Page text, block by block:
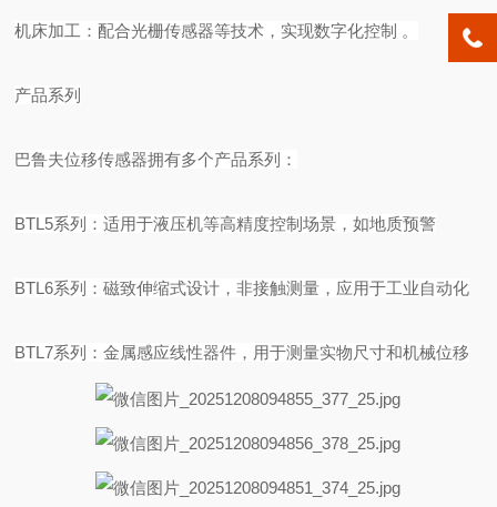
机床加工：配合光栅传感器等技术，实现数字化控制 。
产品系列
巴鲁夫位移传感器拥有多个产品系列：
BTL5系列：适用于液压机等高精度控制场景，如地质预警
BTL6系列：磁致伸缩式设计，非接触测量，应用于工业自动化
BTL7系列：金属感应线性器件，用于测量实物尺寸和机械位移